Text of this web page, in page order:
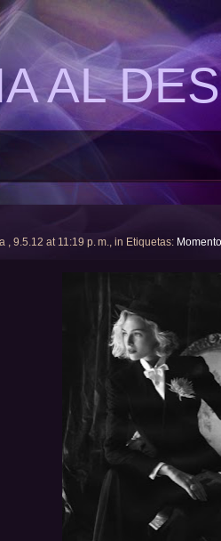
AL
, 9.5.12 at 11:19 p. m., in Etiquetas: